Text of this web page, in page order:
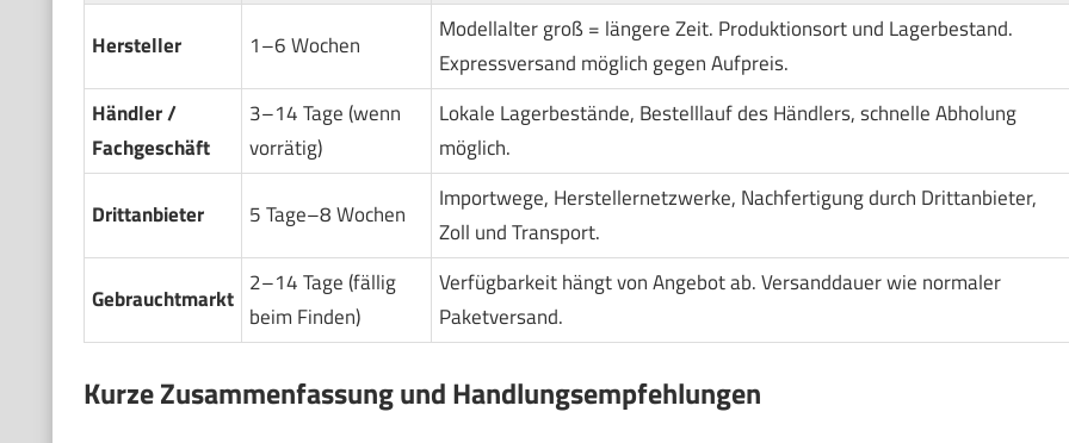
Hersteller 1–6 Wochen
Modellalter groß = längere Zeit. Produktionsort und Lagerbestand.
Expressversand möglich gegen Aufpreis.
Händler /
Fachgeschäft
3–14 Tage (wenn
vorrätig)
Lokale Lagerbestände, Bestelllauf des Händlers, schnelle Abholung
möglich.
Drittanbieter 5 Tage–8 Wochen
Importwege, Herstellernetzwerke, Nachfertigung durch Drittanbieter,
Zoll und Transport.
Gebrauchtmarkt
2–14 Tage (fällig
beim Finden)
Verfügbarkeit hängt von Angebot ab. Versanddauer wie normaler
Paketversand.
Kurze Zusammenfassung und Handlungsempfehlungen